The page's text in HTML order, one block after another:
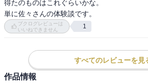
ら情報を集めようとせず、情報が来るのを待
た”中間管理職になるな』との表現は非常に共
本書は中間管理職としての現場指揮官に焦点
められる状況が多々あることから、一定レベ
求められる資質を述べておられるように感じ
本書の元になった単行本は1995年発売で、登
得たのものはこれぐらいかな。
単に佐々さんの体験談です。
ブクログレビューは
いいねできません
1
すべてのレビューを見
作品情報